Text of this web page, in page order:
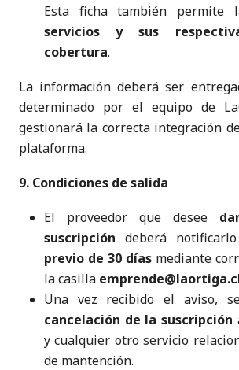
Esta ficha también permite
servicios y sus
cobertura.
La información deberá ser
determinado por el equipo de
gestionará la correcta integración
plataforma.
9. Condiciones de salida
El proveedor que desee
suscripción deberá
previo de 30 días mediante
la casilla
Una vez recibido el aviso,
cancelación de la suscripción
y cualquier otro servicio
de mantención.